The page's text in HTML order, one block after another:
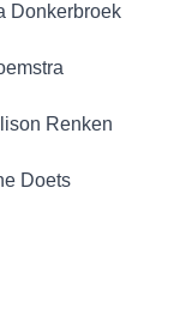
Donkerbroek
Renken
Doets​​​​​​​